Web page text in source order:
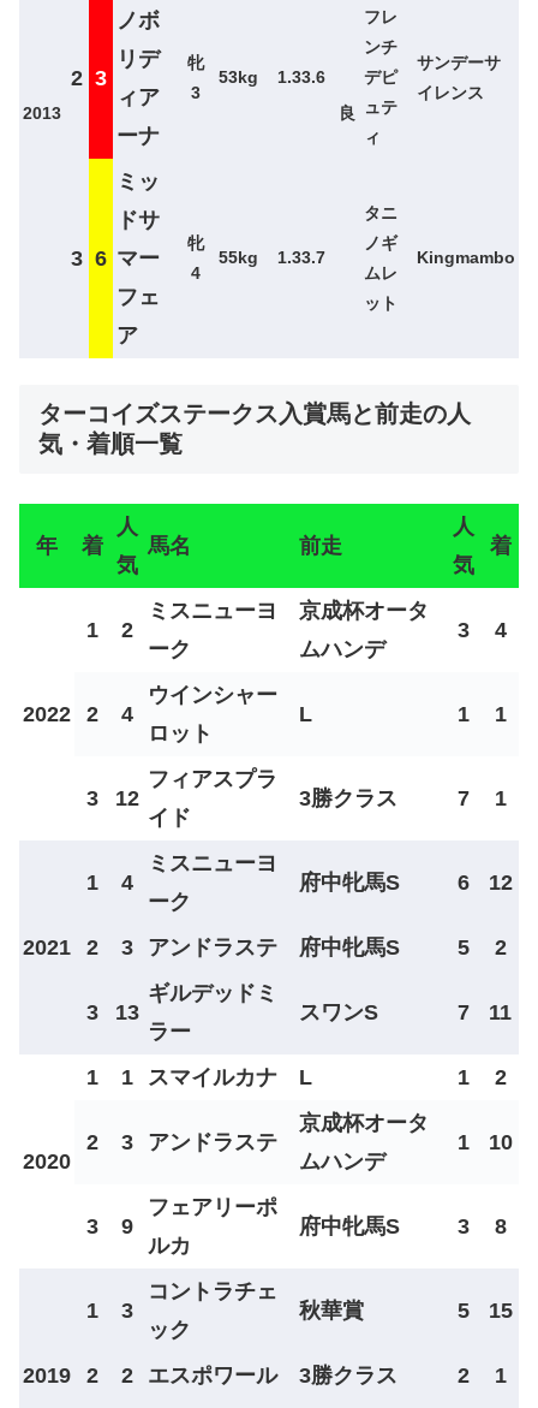
2013 良
2 3
ノボ
リデ
ィア
ーナ
牝
3
53kg 1.33.6
フレ
ンチ
デピ
ュテ
ィ
サンデーサ
イレンス
3 6
ミッ
ドサ
マー
フェ
ア
牝
4
55kg 1.33.7
タニ
ノギ
ムレ
ット
Kingmambo
ターコイズステークス入賞馬と前走の人
気・着順一覧
年 着
人
気
馬名 前走
人
気
着
2022
1 2
ミスニューヨ
ーク
京成杯オータ
ムハンデ
3 4
2 4
ウインシャー
ロット
L 1 1
3 12
フィアスプラ
イド
3勝クラス 7 1
2021
1 4
ミスニューヨ
ーク
府中牝馬S 6 12
2 3 アンドラステ 府中牝馬S 5 2
3 13
ギルデッドミ
ラー
スワンS 7 11
2020
1 1 スマイルカナ L 1 2
2 3 アンドラステ
京成杯オータ
ムハンデ
1 10
3 9
フェアリーポ
ルカ
府中牝馬S 3 8
2019
1 3
コントラチェ
ック
秋華賞 5 15
2 2 エスポワール 3勝クラス 2 1